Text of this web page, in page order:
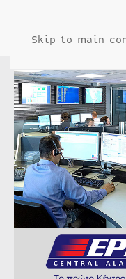
Skip to main